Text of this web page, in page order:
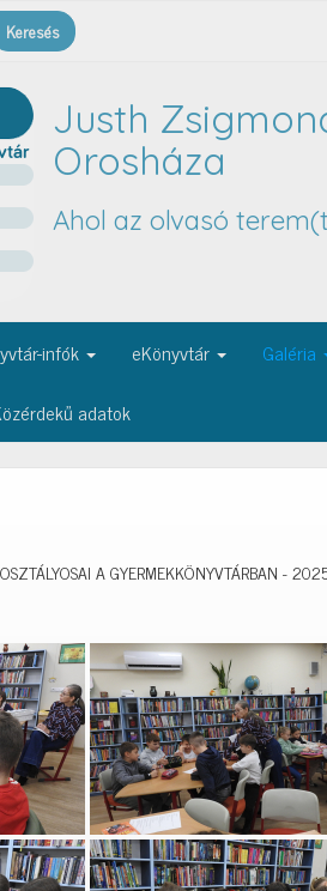
Justh
Orosháza
Ahol az olvasó
infók eKönyvtár Galéria
adatok
A GYERMEKKÖNYVTÁRBAN -